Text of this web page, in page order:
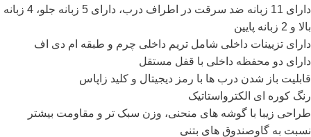
دارای 11 زبانه ضد سرقت در اطراف درب، دارای 5 زبانه جلو، 4 زبانه
بالا و 2 زبانه پایین
دارای تزیینات داخلی شامل تریم داخلی چرم و طبقه ام دی اف
دارای دو محفظه داخلی با قفل مستقل
قابلیت باز شدن درب ها با رمز دیجیتال و کلید زاپاس
رنگ کوره ای الکترواستاتیک
طراحی زیبا با گوشه های منحنی، وزن سبک تر و مقاومت بیشتر
نسبت به گاوصندوق های بتنی